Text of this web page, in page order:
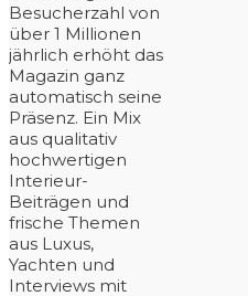
Besucherzahl von
über 1 Millionen
jährlich erhöht das
Magazin ganz
automatisch seine
Präsenz. Ein Mix
aus qualitativ
hochwertigen
Interieur-
Beiträgen und
frische Themen
aus Luxus,
Yachten und
Interviews mit